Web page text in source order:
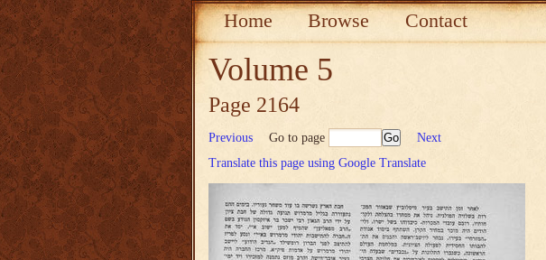
Home Browse Contact
Volume 5
Page 2164
Previous Go to page
Next
Translate this page using Google Translate